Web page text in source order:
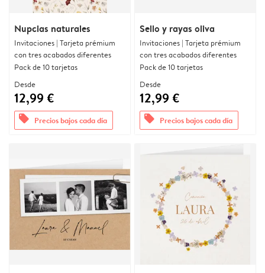
Nupcias naturales
Invitaciones | Tarjeta prémium
con tres acabados diferentes
Pack de 10 tarjetas
Desde
12,99 €
offers Precios bajos cada día
Sello y rayas oliva
Invitaciones | Tarjeta prémium
con tres acabados diferentes
Pack de 10 tarjetas
Desde
12,99 €
offers Precios bajos cada día